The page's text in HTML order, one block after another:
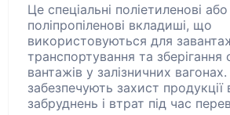
Це спеціальні поліетиленові або
поліпропіленові вкладиші, що
використовуються для
транспортування та зберігання
вантажів у залізничних
забезпечують захист продукції
забруднень і втрат під час